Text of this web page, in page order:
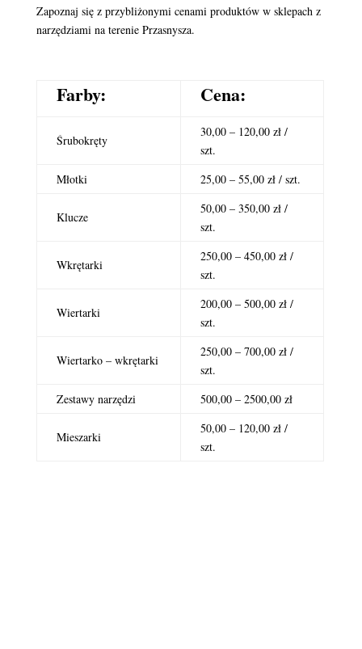
Zapoznaj się z przybliżonymi cenami produktów w sklepach z
narzędziami na terenie Przasnysza.
Farby: Cena:
Śrubokręty
30,00 – 120,00 zł /
szt.
Młotki
25,00 – 55,00 zł / szt.
Klucze
50,00 – 350,00 zł /
szt.
Wkrętarki
250,00 – 450,00 zł /
szt.
Wiertarki
200,00 – 500,00 zł /
szt.
Wiertarko – wkrętarki
250,00 – 700,00 zł /
szt.
Zestawy narzędzi
500,00 – 2500,00 zł
Mieszarki
50,00 – 120,00 zł /
szt.